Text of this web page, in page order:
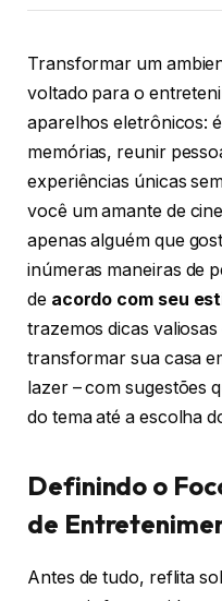
Transformar um
voltado para o
aparelhos eletrônicos:
memórias, reunir
experiências únicas
você um amante de
apenas alguém que
inúmeras maneiras de
de acordo com seu
trazemos dicas
transformar sua casa
lazer – com sugestões
do tema até a escolha
Definindo o
de
Antes de tudo, reflita